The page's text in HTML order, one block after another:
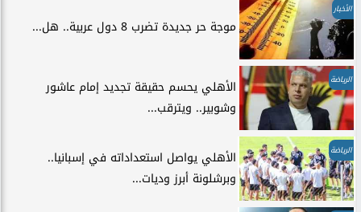
الأخبار
موجة حر جديدة تضرب 8 دول عربية.. هل...
الرياضة
الأهلي يحسم حقيقة تجديد إمام عاشور
وشوبير.. ويترقب...
الرياضة
الأهلي يواصل استعداداته في إسبانيا..
وبرشلونة أبرز وديات...